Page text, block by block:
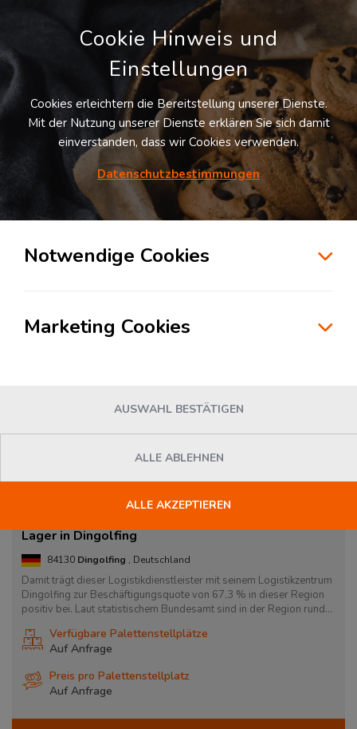
LOGIVISOR SUCHE
Lagerflächen in Dingolfing
Lager in Dingolfing
84130 Dingolfing , Deutschland
Damit trägt dieser Logistikdienstleister mit seinem Logistikzentrum
Dingolfing zur Beschäftigungsquote von 67,3 % in dieser Region
positiv bei. Laut statistischem Bundesamt sind in der Region rund...
Verfügbare Palettenstellplätze
Auf Anfrage
Preis pro Palettenstellplatz
Auf Anfrage
Cookie Hinweis und
Einstellungen
Cookies erleichtern die Bereitstellung unserer Dienste.
Mit der Nutzung unserer Dienste erklären Sie sich damit
einverstanden, dass wir Cookies verwenden.
Datenschutzbestimmungen
Notwendige Cookies
Marketing Cookies
AUSWAHL BESTÄTIGEN
ALLE ABLEHNEN
ALLE AKZEPTIEREN